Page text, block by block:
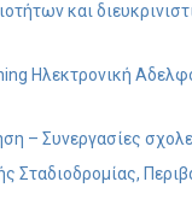
και
Ηλεκτρονική
– Συνεργασίες